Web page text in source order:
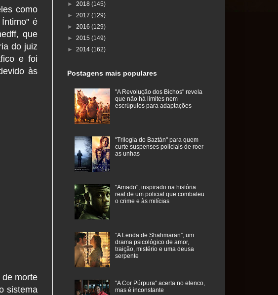
como
é
que
do juiz
e foi
às
de morte
sistema
► 2018 (145)
► 2017 (129)
► 2016 (129)
► 2015 (149)
► 2014 (162)
Postagens mais populares
"A Revolução dos Bichos" revela
que não há limites nem
escrúpulos para adaptações
"Trilogia do Baztán" para quem
curte suspenses policiais de roer
as unhas
"Amado", inspirado na história
real de um policial que combateu
o crime e às milícias
“A Lenda de Shahmaran”, um
drama psicológico de amor,
traição, mistério e uma deusa
serpente
"A Cor Púrpura" acerta no elenco,
mas é inconstante